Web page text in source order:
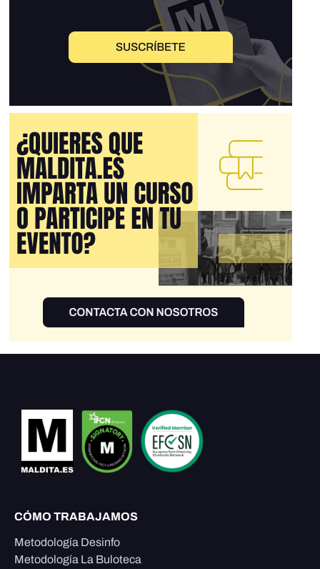
CÓMO TRABAJAMOS
Metodología Desinfo
Metodología La Buloteca